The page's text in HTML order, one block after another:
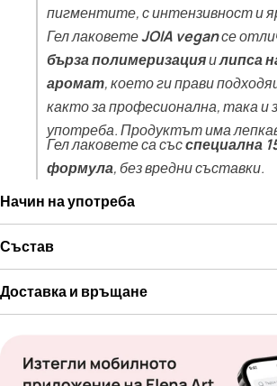
пигментите, с интензивност и
Гел лаковетеJOIA veganсе
бърза полимеризацияилипса
аромат, което ги прави
както за професионална, така и
употреба. Продуктът има
Гел лаковете са съсспециална
формула, без вредни съставки.
Начин на употреба
Състав
Доставка и връщане